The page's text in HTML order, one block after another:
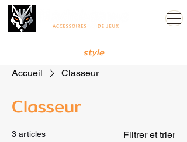
style
Accueil Classeur
Classeur
3 articles Filtrer et trier